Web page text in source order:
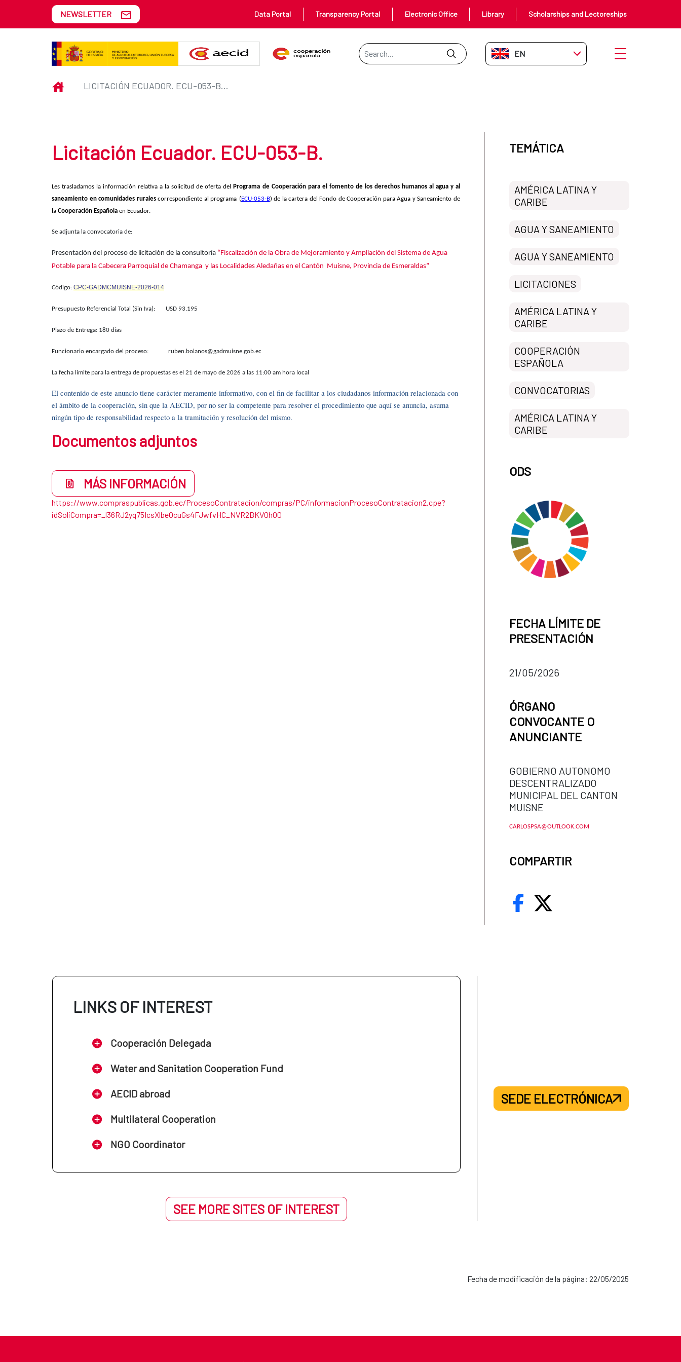
Skip to Main Content
Licitación Ecuador. ECU-053-B_Consultoria
NEWSLETTER Data Portal Transparency Portal Electronic Office Library Scholarships and Lectoreships
Search Bar
EN-GB Open menu
INICIO LICITACIÓN ECUADOR. ECU-053-B_CONSULTORIA
Licitación Ecuador. ECU-053-B.
Les trasladamos la información relativa a la solicitud de oferta del
Programa de Cooperación para el fomento de los derechos humanos al agua y al
saneamiento en comunidades ruralescorrespondiente al programa (ECU-053-B) de la cartera del Fondo de Cooperación para Agua y Saneamiento de
la Cooperación Española en Ecuador.
Se adjunta la convocatoria de:
Presentación del proceso de licitación de la consultoría “Fiscalización de la Obra de Mejoramiento y Ampliación del Sistema de Agua
Potable para la Cabecera Parroquial de Chamanga y las Localidades Aledañas en el Cantón Muisne, Provincia de Esmeraldas”
Código: CPC-GADMCMUISNE-2026-014
Presupuesto Referencial Total (Sin Iva): USD 93.195
Plazo de Entrega: 180 días
Funcionario encargado del proceso: ruben.bolanos@gadmuisne.gob.ec
La fecha límite para la entrega de propuestas es el 21 de mayo de 2026 a las 11:00 am hora local
El contenido de este anuncio tiene carácter meramente informativo, con el fin de facilitar a los ciudadanos información relacionada con
el ámbito de la cooperación, sin que la AECID, por no ser la competente para resolver el procedimiento que aquí se anuncia, asuma
ningún tipo de responsabilidad respecto a la tramitación y resolución del mismo.
Documentos adjuntos
MÁS INFORMACIÓN
https://www.compraspublicas.gob.ec/ProcesoContratacion/compras/PC/informacionProcesoContratacion2.cpe?
idSoliCompra=_l36RJ2yq75IcsXlbeOcuGs4FJwfvHC_NVR2BKV0hO0
TEMÁTICA
AMÉRICA LATINA Y
CARIBE
AGUA Y SANEAMIENTO
AGUA Y SANEAMIENTO
LICITACIONES
AMÉRICA LATINA Y
CARIBE
COOPERACIÓN
ESPAÑOLA
CONVOCATORIAS
AMÉRICA LATINA Y
CARIBE
ODS
FECHA LÍMITE DE
PRESENTACIÓN
21/05/2026
ÓRGANO
CONVOCANTE O
ANUNCIANTE
GOBIERNO AUTONOMO
DESCENTRALIZADO
MUNICIPAL DEL CANTON
MUISNE
CARLOSPSA@OUTLOOK.COM
COMPARTIR
LINKS OF INTEREST
Cooperación Delegada
Water and Sanitation Cooperation Fund
AECID abroad
Multilateral Cooperation
NGO Coordinator
SEE MORE SITES OF INTEREST
SEDE ELECTRÓNICA
Fecha de modificación de la página: 22/05/2025